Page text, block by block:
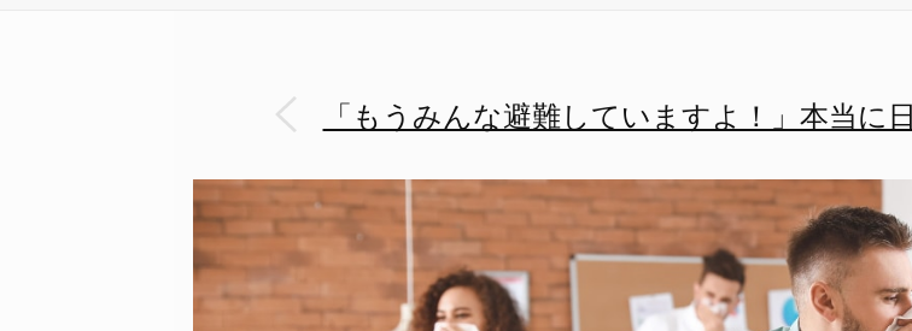
「もうみんな避難していますよ！」本当に